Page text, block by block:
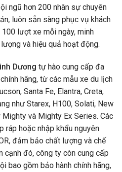
ngũ hơn 200 nhân sự chuyên
luôn sẵn sàng phục vụ khách
lượt xe mỗi ngày, minh
và hiệu quả hoạt động.
Dương tự hào cung cấp đa
hãng, từ các mẫu xe du lịch
Santa Fe, Elantra, Creta,
như Starex, H100, Solati, New
và Mighty Ex Series. Các
ráp hoặc nhập khẩu nguyên
đảm bảo chất lượng và chế
cạnh đó, công ty còn cung cấp
bao gồm bảo hành chính hãng,